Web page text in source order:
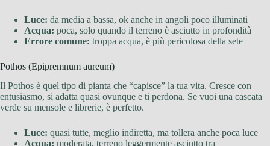
Luce: da media a bassa, ok anche in angoli poco illuminati
Acqua: poca, solo quando il terreno è asciutto in profondità
Errore comune: troppa acqua, è più pericolosa della sete
Pothos (Epipremnum aureum)
Il Pothos è quel tipo di pianta che “capisce” la tua vita. Cresce con
entusiasmo, si adatta quasi ovunque e ti perdona. Se vuoi una cascata
verde su mensole e librerie, è perfetto.
Luce: quasi tutte, meglio indiretta, ma tollera anche poca luce
Acqua: moderata, terreno leggermente asciutto tra